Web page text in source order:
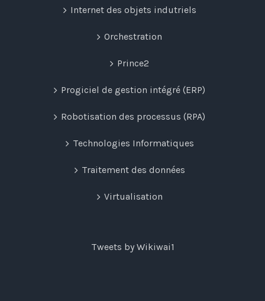
Internet des objets indutriels
Orchestration
Prince2
Progiciel de gestion intégré (ERP)
Robotisation des processus (RPA)
Technologies Informatiques
Traitement des données
Virtualisation
Tweets by Wikiwai1